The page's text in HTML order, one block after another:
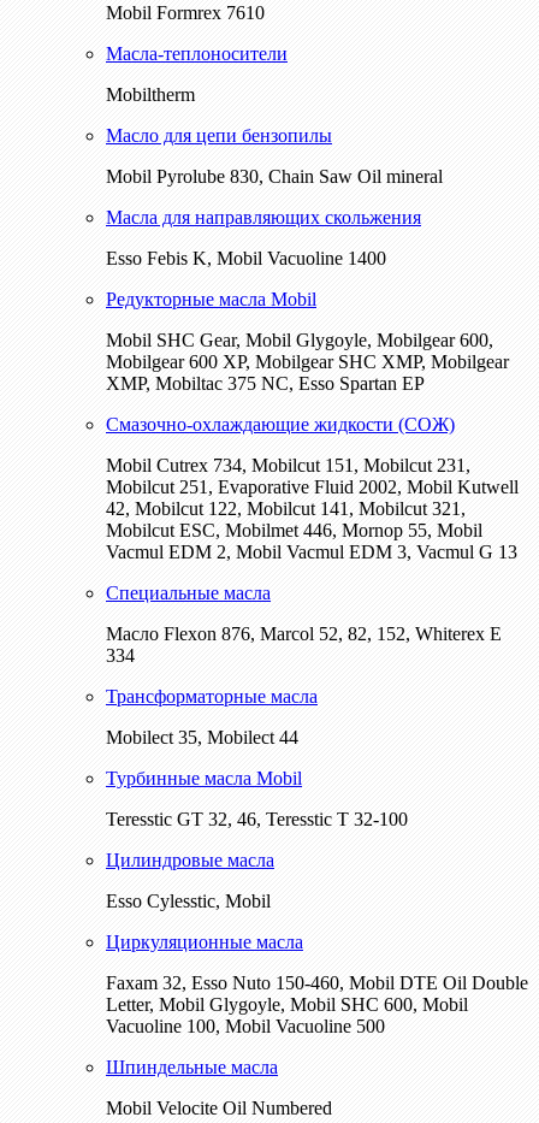
Mobil Formrex 7610
Масла-теплоносители
Mobiltherm
Масло для цепи бензопилы
Mobil Pyrolube 830, Chain Saw Oil mineral
Масла для направляющих скольжения
Esso Febis K, Mobil Vacuoline 1400
Редукторные масла Mobil
Mobil SHC Gear, Mobil Glygoyle, Mobilgear 600,
Mobilgear 600 XP, Mobilgear SHC XMP, Mobilgear
XМP, Mobiltac 375 NC, Esso Spartan EP
Смазочно-охлаждающие жидкости (СОЖ)
Mobil Cutrex 734, Mobilcut 151, Mobilcut 231,
Mobilcut 251, Evaporative Fluid 2002, Mobil Kutwell
42, Mobilcut 122, Mobilcut 141, Mobilcut 321,
Mobilcut ESC, Mobilmet 446, Mornop 55, Mobil
Vacmul EDM 2, Mobil Vacmul EDM 3, Vacmul G 13
Специальные масла
Масло Flexon 876, Marcol 52, 82, 152, Whiterex E
334
Трансформаторные масла
Mobilect 35, Mobilect 44
Турбинные масла Mobil
Teresstic GT 32, 46, Teresstic T 32-100
Цилиндровые масла
Esso Cylesstic, Mobil
Циркуляционные масла
Faxam 32, Esso Nuto 150-460, Mobil DTE Oil Double
Letter, Mobil Glygoyle, Mobil SHC 600, Mobil
Vacuoline 100, Mobil Vacuoline 500
Шпиндельные масла
Mobil Velocite Oil Numbered